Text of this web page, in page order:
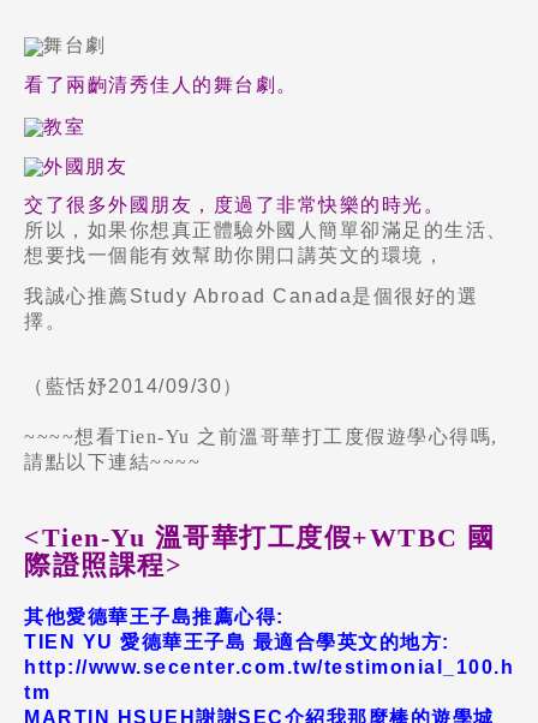
熱門搜尋：
Pathway
Program
SEC
看了兩齣清秀佳人的舞台劇。
交了很多外國朋友，度過了非常快樂的時光。
所以，如果你想真正體驗外國人簡單卻滿足的生活、
想要找一個能有效幫助你開口講英文的環境，
我誠心推薦Study Abroad Canada是個很好的選
擇 。
（藍恬妤2014/09/30）
~~~~想看Tien-Yu 之前溫哥華打工度假遊學心得嗎,
請點以下連結~~~~
<Tien-Yu 溫哥華打工度假+WTBC 國
際證照課程>
其他愛德華王子島推薦心得:
TIEN YU 愛德華王子島 最適合學英文的地方:
http://www.secenter.com.tw/testimonial_100.h
tm
MARTIN HSUEH謝謝SEC介紹我那麼棒的遊學城